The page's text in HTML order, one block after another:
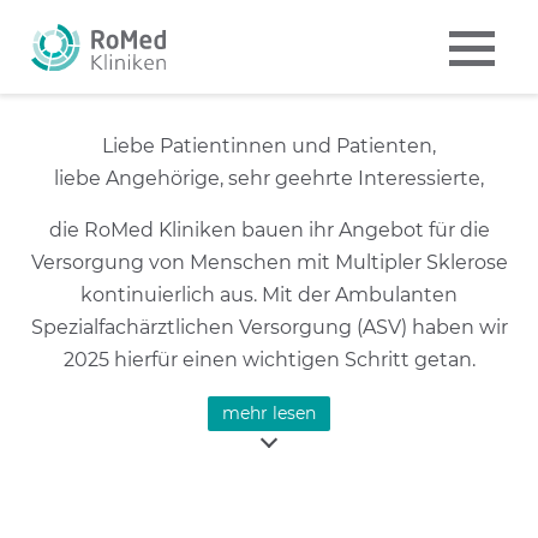
Liebe Patientinnen und Patienten,
liebe Angehörige, sehr geehrte Interessierte,
die RoMed Kliniken bauen ihr Angebot für die
Versorgung von Menschen mit Multipler Sklerose
kontinuierlich aus. Mit der Ambulanten
Spezialfachärztlichen Versorgung (ASV) haben wir
2025 hierfür einen wichtigen Schritt getan.
Gerne möchten wir Sie im Rahmen unseres
Patientenforums
mehr lesen